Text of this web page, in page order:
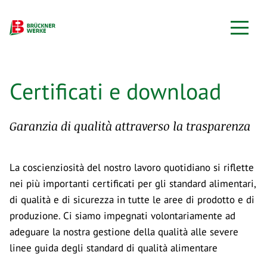
Certificati e download
Garanzia di qualità attraverso la trasparenza
La coscienziosità del nostro lavoro quotidiano si riflette
nei più importanti certificati per gli standard alimentari,
di qualità e di sicurezza in tutte le aree di prodotto e di
produzione. Ci siamo impegnati volontariamente ad
adeguare la nostra gestione della qualità alle severe
linee guida degli standard di qualità alimentare